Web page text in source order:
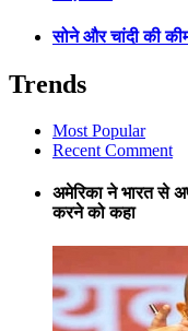
सोने और चांदी की
Trends
Most Popular
Recent Comment
अमेरिका ने भारत से
करने को कहा